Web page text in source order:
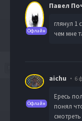
Офлайн
Павел
глянул 1
чем мне
Офлайн
aichu 6
Ересь
понял
смотреть